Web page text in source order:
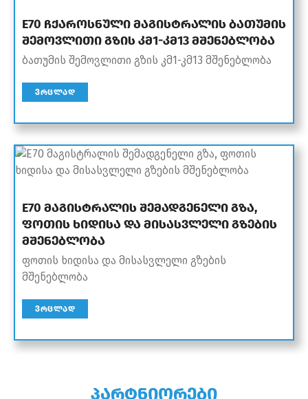
E70 ჩქაროსნული მაგისტრალის ბათუმის
შემოვლითი გზის კმ1-კმ13 მშენებლობა
ბათუმის შემოვლითი გზის კმ1-კმ13 მშენებლობა
ᲕᲠᲪᲚᲐᲓ
E70 მაგისტრალის შემადგენელი გზა,
ფოთის ხიდისა და მისასვლელი გზების
მშენებლობა
ფოთის ხიდისა და მისასვლელი გზების
მშენებლობა
ᲕᲠᲪᲚᲐᲓ
პარტნიორები